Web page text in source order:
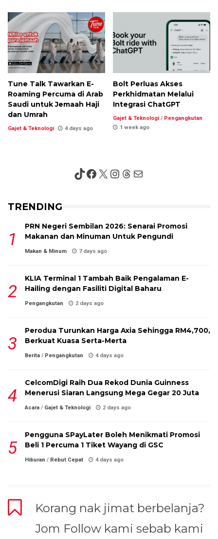
Tune Talk Tawarkan E-
Roaming Percuma di Arab
Saudi untuk Jemaah Haji
dan Umrah
Gajet & Teknologi 4 days ago
Bolt Perluas Akses
Perkhidmatan Melalui
Integrasi ChatGPT
Gajet & Teknologi / Pengangkutan
1 week ago
TikTok
Facebook
X Instagram
Threads
Mail
TRENDING
PRN Negeri Sembilan 2026: Senarai Promosi
Makanan dan Minuman Untuk Pengundi
Makan & Minum 7 days ago
KLIA Terminal 1 Tambah Baik Pengalaman E-
Hailing dengan Fasiliti Digital Baharu
Pengangkutan 2 days ago
Perodua Turunkan Harga Axia Sehingga RM4,700,
Berkuat Kuasa Serta-Merta
Berita / Pengangkutan 4 days ago
CelcomDigi Raih Dua Rekod Dunia Guinness
Menerusi Siaran Langsung Mega Gegar 20 Juta
Acara / Gajet & Teknologi 2 days ago
Pengguna SPayLater Boleh Menikmati Promosi
Beli 1 Percuma 1 Tiket Wayang di GSC
Hiburan / Rebut Cepat 4 days ago
Korang nak jimat berbelanja?
Jom Follow kami sebab kami